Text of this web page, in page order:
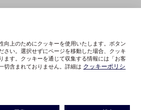
向上のためにクッキーを使用いたします。ボタン
さい。選択せずにページを移動した場合、クッキ
ます。クッキーを通じて収集する情報には「お客
切含まれておりません。詳細は クッキーポリシ